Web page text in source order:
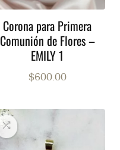
Corona para Primera
Comunión de Flores –
EMILY 1
$600.00